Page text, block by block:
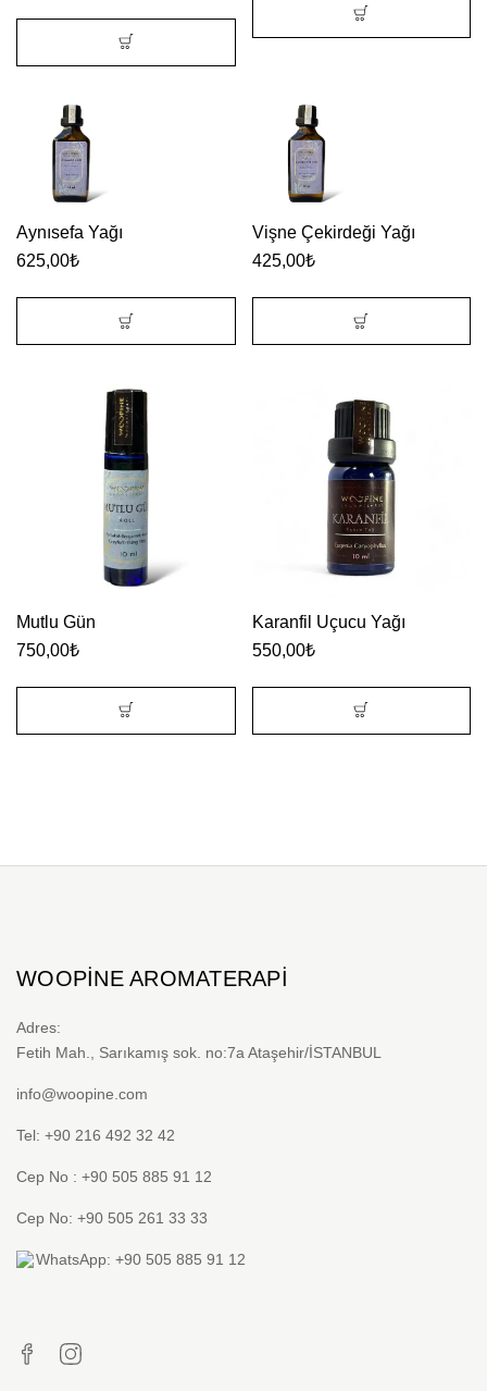
Aynısefa Yağı
625,00₺
Vişne Çekirdeği Yağı
425,00₺
Mutlu Gün
750,00₺
Karanfil Uçucu Yağı
550,00₺
WOOPINE AROMATERAPI
Adres:
Fetih Mah., Sarıkamış sok. no:7a Ataşehir/İSTANBUL
info@woopine.com
Tel: +90 216 492 32 42
Cep No : +90 505 885 91 12
Cep No: +90 505 261 33 33
WhatsApp: +90 505 885 91 12